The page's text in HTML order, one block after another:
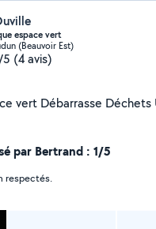
espace vert
(Beauvoir Est)
(4 avis)
vert Débarrasse Déchets
par Bertrand : 1/5
respectés.